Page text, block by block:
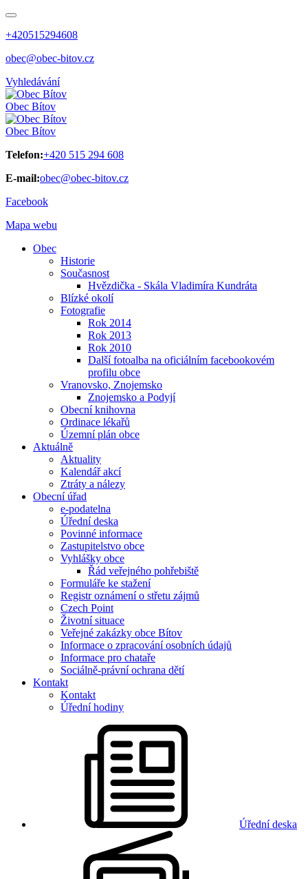
+420515294608
obec@obec-bitov.cz
Vyhledávání
Obec Bítov
Obec Bítov
Telefon:+420 515 294 608
E-mail:obec@obec-bitov.cz
Facebook
Mapa webu
Obec
Historie
Současnost
Hvězdička - Skála Vladimíra Kundráta
Blízké okolí
Fotografie
Rok 2014
Rok 2013
Rok 2010
Další fotoalba na oficiálním facebookovém
profilu obce
Vranovsko, Znojemsko
Znojemsko a Podyjí
Obecní knihovna
Ordinace lékařů
Územní plán obce
Aktuálně
Aktuality
Kalendář akcí
Ztráty a nálezy
Obecní úřad
e-podatelna
Úřední deska
Povinné informace
Zastupitelstvo obce
Vyhlášky obce
Řád veřejného pohřebiště
Formuláře ke stažení
Registr oznámení o střetu zájmů
Czech Point
Životní situace
Veřejné zakázky obce Bítov
Informace o zpracování osobních údajů
Informace pro chataře
Sociálně-právní ochrana dětí
Kontakt
Kontakt
Úřední hodiny
Úřední deska